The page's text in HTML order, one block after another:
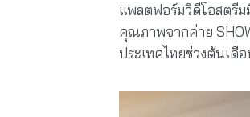
แพลตฟอร์มวิดีโอสตรีม
คุณภาพจากค่าย
ประเทศไทยช่วงต้นเดื